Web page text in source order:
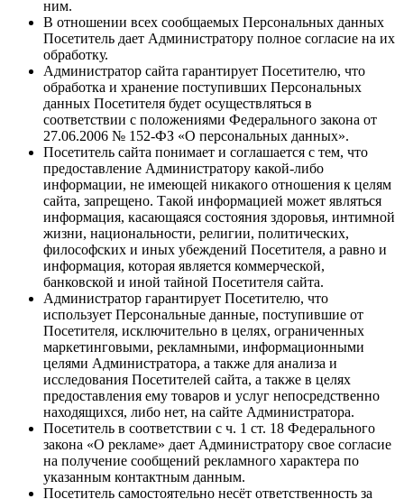
ним.
В отношении всех сообщаемых Персональных данных
Посетитель дает Администратору полное согласие на их
обработку.
Администратор сайта гарантирует Посетителю, что
обработка и хранение поступивших Персональных
данных Посетителя будет осуществляться в
соответствии с положениями Федерального закона от
27.06.2006 № 152-ФЗ «О персональных данных».
Посетитель сайта понимает и соглашается с тем, что
предоставление Администратору какой-либо
информации, не имеющей никакого отношения к целям
сайта, запрещено. Такой информацией может являться
информация, касающаяся состояния здоровья, интимной
жизни, национальности, религии, политических,
философских и иных убеждений Посетителя, а равно и
информация, которая является коммерческой,
банковской и иной тайной Посетителя сайта.
Администратор гарантирует Посетителю, что
использует Персональные данные, поступившие от
Посетителя, исключительно в целях, ограниченных
маркетинговыми, рекламными, информационными
целями Администратора, а также для анализа и
исследования Посетителей сайта, а также в целях
предоставления ему товаров и услуг непосредственно
находящихся, либо нет, на сайте Администратора.
Посетитель в соответствии с ч. 1 ст. 18 Федерального
закона «О рекламе» дает Администратору свое согласие
на получение сообщений рекламного характера по
указанным контактным данным.
Посетитель самостоятельно несёт ответственность за